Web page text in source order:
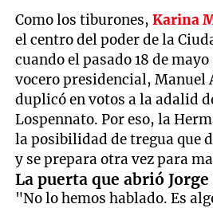
Como los tiburones,Karina
el centro del poder de la
cuando el pasado 18 de
vocero presidencial, Manuel
duplicó en votos a la adalid
Lospennato. Por eso, la
la posibilidad de tregua que
y se prepara otra vez para
La puerta que abrió
"No lo hemos hablado. Es